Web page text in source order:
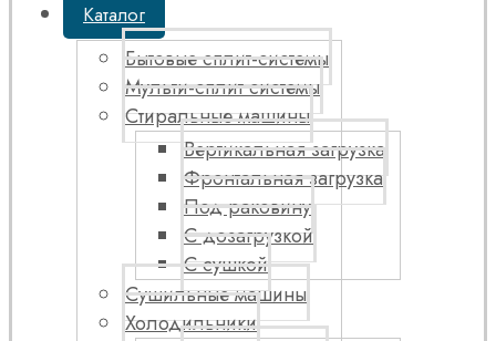
Каталог
Бытовые сплит-системы
Мульти-сплит системы
Стиральные машины
Вертикальная загрузка
Фронтальная загрузка
Под раковину
С дозагрузкой
С сушкой
Сушильные машины
Холодильники